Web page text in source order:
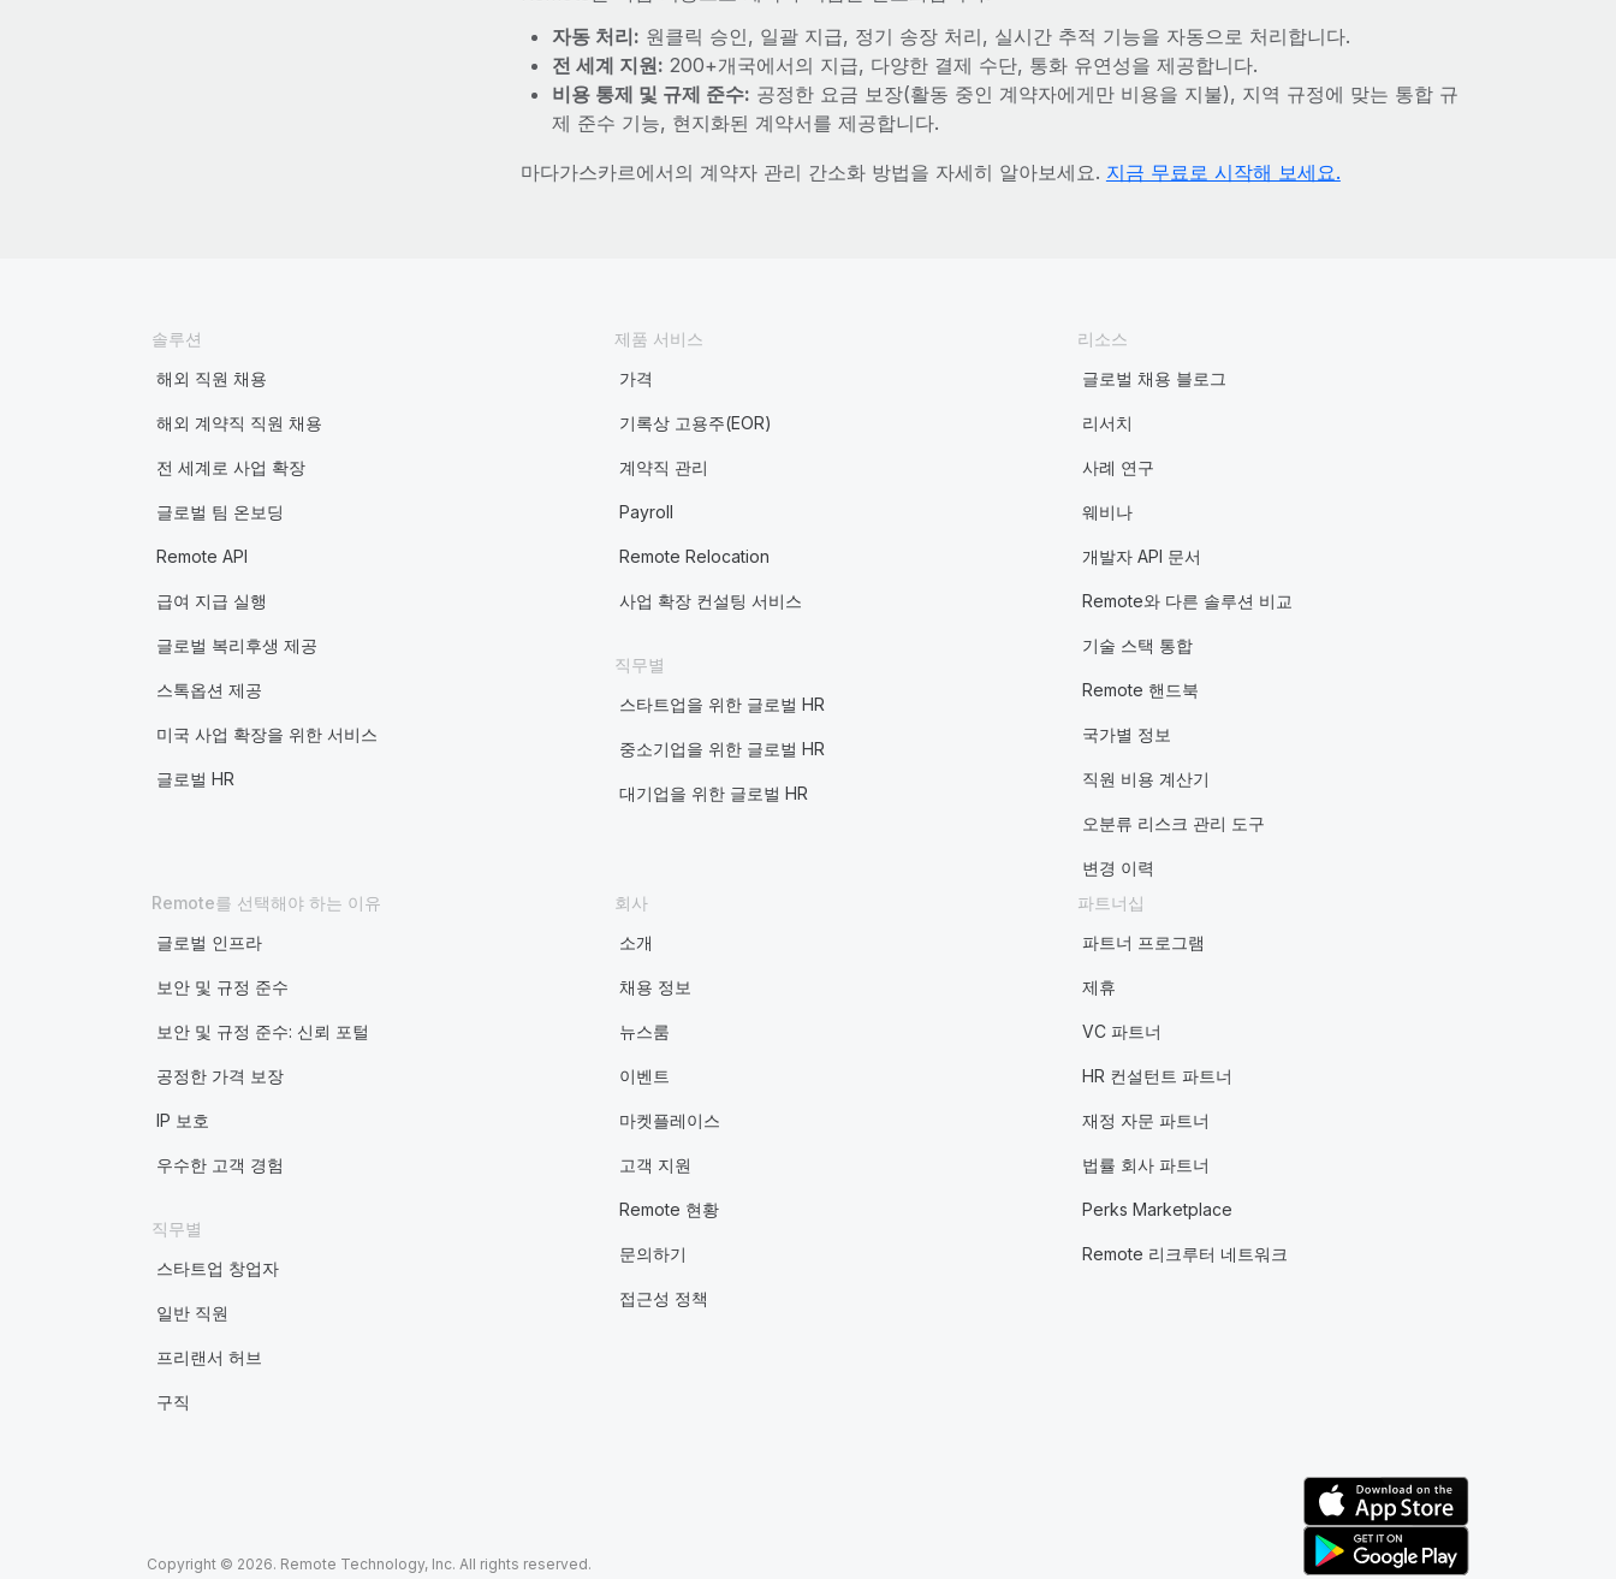
자동 처리: 원클릭 승인, 일괄 지급, 정기 송장 처리, 실시간 추적 기능을 자동으로 처리합니다.
전 세계 지원: 200+개국에서의 지급, 다양한 결제 수단, 통화 유연성을 제공합니다.
비용 통제 및 규제 준수: 공정한 요금 보장(활동 중인 계약자에게만 비용을 지불), 지역 규정에 맞는 통합 규
제 준수 기능, 현지화된 계약서를 제공합니다.
마다가스카르에서의 계약자 관리 간소화 방법을 자세히 알아보세요. 지금 무료로 시작해 보세요.
솔루션
해외 직원 채용
해외 계약직 직원 채용
전 세계로 사업 확장
글로벌 팀 온보딩
Remote API
급여 지급 실행
글로벌 복리후생 제공
스톡옵션 제공
미국 사업 확장을 위한 서비스
글로벌 HR
제품 서비스
가격
기록상 고용주(EOR)
계약직 관리
Payroll
Remote Relocation
사업 확장 컨설팅 서비스
직무별
스타트업을 위한 글로벌 HR
중소기업을 위한 글로벌 HR
대기업을 위한 글로벌 HR
리소스
글로벌 채용 블로그
리서치
사례 연구
웨비나
개발자 API 문서
Remote와 다른 솔루션 비교
기술 스택 통합
Remote 핸드북
국가별 정보
직원 비용 계산기
오분류 리스크 관리 도구
변경 이력
Remote를 선택해야 하는 이유
글로벌 인프라
보안 및 규정 준수
보안 및 규정 준수: 신뢰 포털
공정한 가격 보장
IP 보호
우수한 고객 경험
직무별
스타트업 창업자
일반 직원
프리랜서 허브
구직
회사
소개
채용 정보
뉴스룸
이벤트
마켓플레이스
고객 지원
Remote 현황
문의하기
접근성 정책
파트너십
파트너 프로그램
제휴
VC 파트너
HR 컨설턴트 파트너
재정 자문 파트너
법률 회사 파트너
Perks Marketplace
Remote 리크루터 네트워크
Copyright © 2026. Remote Technology, Inc. All rights reserved.